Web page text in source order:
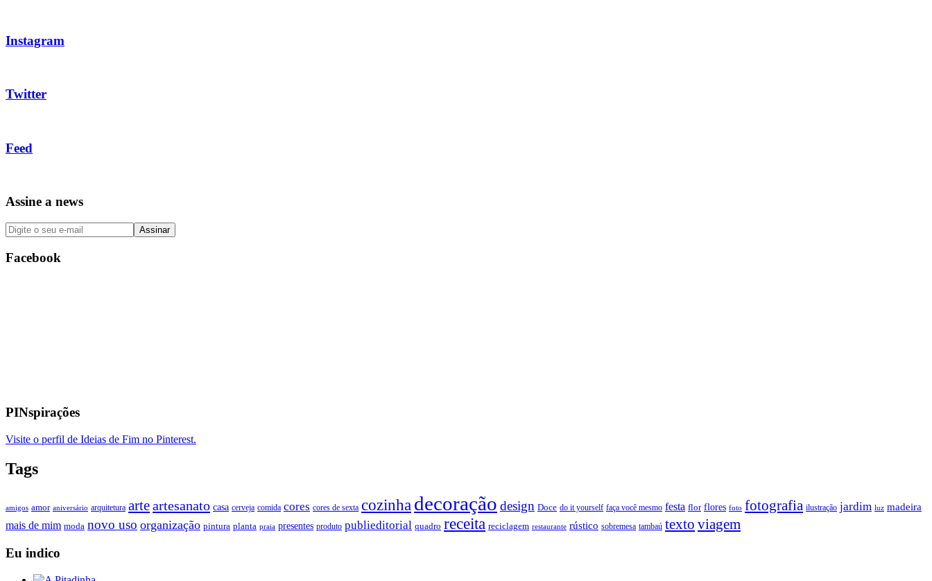
Instagram
Twitter
Feed
Assine a news
Facebook
PINspirações
Visite o perfil de Ideias de Fim no Pinterest.
Tags
amigos amor aniversário arquitetura arteartesanato casa cerveja comida cores cores de sexta cozinha decoração design Doce do it yourself faça você mesmo festa flor flores foto fotografia ilustração jardim luz madeira
mais de mim moda novo uso organização pintura planta praia presentes produto publieditorial quadro receita reciclagem restaurante rústico sobremesa tambaú texto viagem
Eu indico